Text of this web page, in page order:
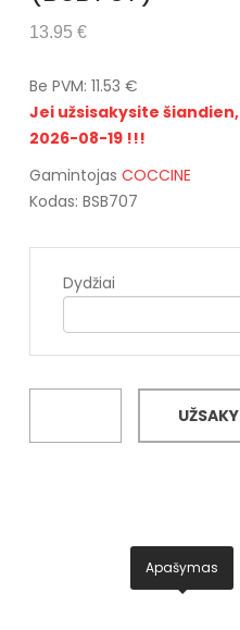
13.95 €
Be PVM: 11.53 €
Jei užsisakysite
2026-08-19 !!!
Gamintojas COCCINE
Kodas: BSB707
Dydžiai
Apašymas